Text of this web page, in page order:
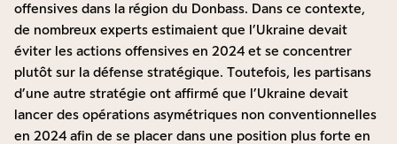
offensives dans la région du Donbass. Dans ce contexte,
de nombreux experts estimaient que l’Ukraine devait
éviter les actions offensives en 2024 et se concentrer
plutôt sur la défense stratégique. Toutefois, les partisans
d’une autre stratégie ont affirmé que l’Ukraine devait
lancer des opérations asymétriques non conventionnelles
en 2024 afin de se placer dans une position plus forte en